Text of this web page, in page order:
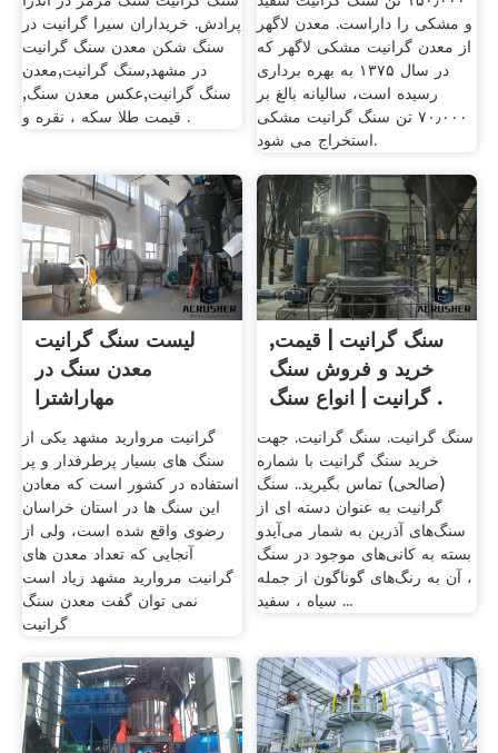
پرادش. خریداران سیرا گرانیت در
سنگ شکن معدن سنگ گرانیت
در مشهد,سنگ گرانیت,معدن
سنگ گرانیت,عکس معدن سنگ,
قیمت طلا سکه ، نقره و .
و مشکی را داراست. معدن لاگهر
از معدن گرانیت مشکی لاگهر که
در سال ۱۳۷۵ به بهره برداری
رسیده است، سالیانه بالغ بر
۷۰٫۰۰۰ تن سنگ گرانیت مشکی
استخراج می شود.
لیست سنگ گرانیت
معدن سنگ در
مهاراشترا
گرانیت مروارید مشهد یکی از
سنگ های بسیار پرطرفدار و پر
استفاده در کشور است که معادن
این سنگ ها در استان خراسان
رضوی واقع شده است، ولی از
آنجایی که تعداد معدن های
گرانیت مروارید مشهد زیاد است
نمی توان گفت معدن سنگ
گرانیت
سنگ گرانیت | قیمت,
خرید و فروش سنگ
گرانیت | انواع سنگ .
سنگ گرانیت. سنگ گرانیت. جهت
خرید سنگ گرانیت با شماره
(صالحی) تماس بگیرید.. سنگ
گرانیت به عنوان دسته ای از
سنگ‌های آذرین به شمار می‌آیدو
بسته به کانی‌های موجود در سنگ
، آن به رنگ‌های گوناگون از جمله
سیاه ، سفید ...